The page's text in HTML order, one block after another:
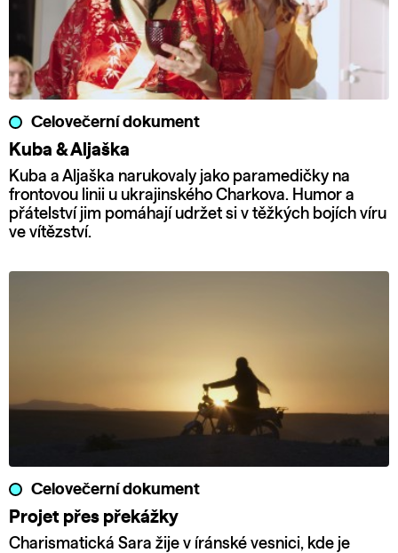
Celovečerní dokument
Kuba & Aljaška
Kuba a Aljaška narukovaly jako paramedičky na
frontovou linii u ukrajinského Charkova. Humor a
přátelství jim pomáhají udržet si v těžkých bojích víru
ve vítězství.
Celovečerní dokument
Projet přes překážky
Charismatická Sara žije v íránské vesnici, kde je